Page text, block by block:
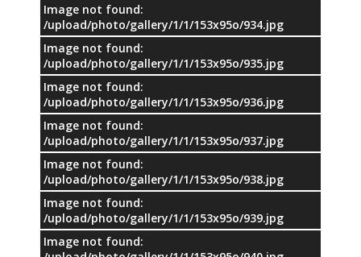
Image not found:
/upload/photo/gallery/1/1/153x95o/934.jpg
Image not found:
/upload/photo/gallery/1/1/153x95o/935.jpg
Image not found:
/upload/photo/gallery/1/1/153x95o/936.jpg
Image not found:
/upload/photo/gallery/1/1/153x95o/937.jpg
Image not found:
/upload/photo/gallery/1/1/153x95o/938.jpg
Image not found:
/upload/photo/gallery/1/1/153x95o/939.jpg
Image not found: